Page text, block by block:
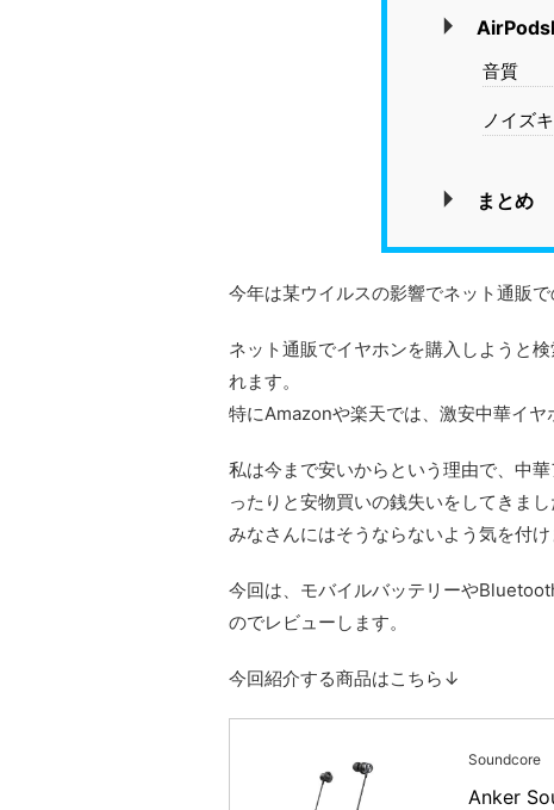
音質
ノイズ
まとめ
今年は某ウイルスの影響でネット通販で
ネット通販でイヤホンを購入しようと
れます。
特にAmazonや楽天では、激安中華イヤ
私は今まで安いからという理由で、中
ったりと安物買いの銭失いをしてきまし
みなさんにはそうならないよう気を付け
今回は、モバイルバッテリーや
のでレビューします。
今回紹介する商品はこちら↓
Soundcore
Anker